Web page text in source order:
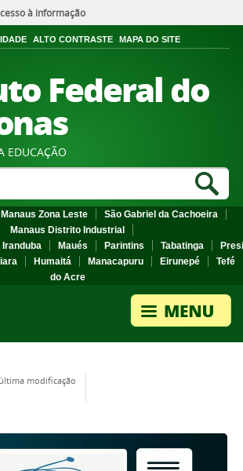
à informação
ALTO CONTRASTE MAPA DO SITE
Federal do
EDUCAÇÃO
Manaus Zona Leste
São Gabriel da Cachoeira
Manaus Distrito Industrial
Iranduba Maués Parintins Tabatinga
Humaitá Manacapuru Eirunepé
Tefé
do Acre
última modificação